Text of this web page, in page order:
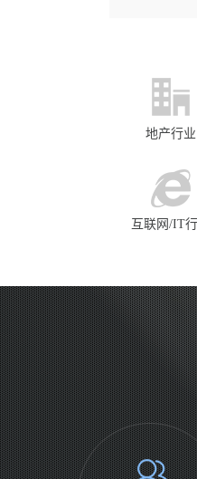
地产行业
互联网/IT